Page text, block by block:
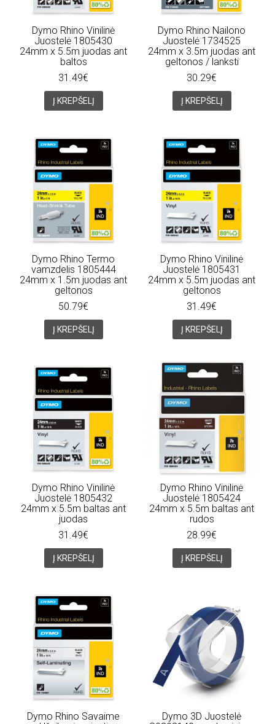
Dymo Rhino Vinilinė
Juostelė 1805430
24mm x 5.5m juodas ant
baltos
31.49€
Į KREPŠELĮ
Dymo Rhino Nailono
Juostelė 1734525
24mm x 3.5m juodas ant
geltonos / lanksti
30.29€
Į KREPŠELĮ
Dymo Rhino Termo
vamzdelis 1805444
24mm x 1.5m juodas ant
geltonos
50.79€
Į KREPŠELĮ
Dymo Rhino Vinilinė
Juostelė 1805431
24mm x 5.5m juodas ant
geltonos
31.49€
Į KREPŠELĮ
Dymo Rhino Vinilinė
Juostelė 1805432
24mm x 5.5m baltas ant
juodas
31.49€
Į KREPŠELĮ
Dymo Rhino Vinilinė
Juostelė 1805424
24mm x 5.5m baltas ant
rudos
28.99€
Į KREPŠELĮ
Dymo Rhino Savaime
Dymo 3D Juostelė